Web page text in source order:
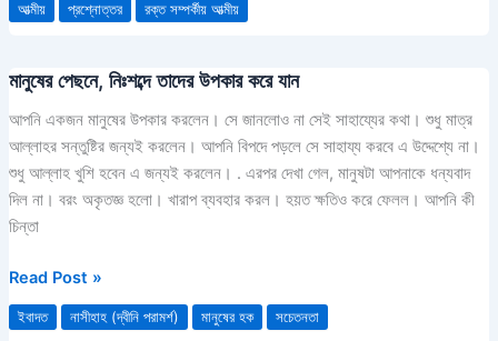
আত্মীয় প্রশ্নোত্তর রক্ত সম্পর্কীয় আত্মীয়
মানুষের পেছনে, নিঃশব্দে তাদের উপকার করে যান
আপনি একজন মানুষের উপকার করলেন। সে জানলোও না সেই সাহায্যের কথা। শুধু মাত্র
আল্লাহর সন্তুষ্টির জন্যই করলেন। আপনি বিপদে পড়লে সে সাহায্য করবে এ উদ্দেশ্যে না।
শুধু আল্লাহ খুশি হবেন এ জন্যই করলেন। . এরপর দেখা গেল, মানুষটা আপনাকে ধন্যবাদ
দিল না। বরং অকৃতজ্ঞ হলো। খারাপ ব্যবহার করল। হয়ত ক্ষতিও করে ফেলল। আপনি কী
চিন্তা
মানুষের
তাদের
উপকার
যান
Read Post »
ইবাদত নাসীহাহ (দ্বীনি পরামর্শ) মানুষের হক সচেতনতা